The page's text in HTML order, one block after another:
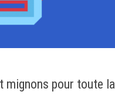
mignons pour toute la